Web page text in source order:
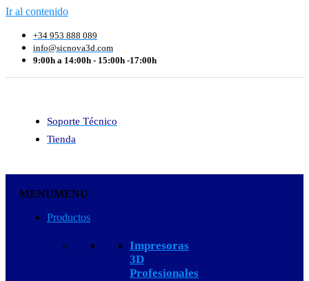
Ir al contenido
+34 953 888 089
info@sicnova3d.com
9:00h a 14:00h - 15:00h -17:00h
Soporte Técnico
Tienda
MENUMENU
Productos
Impresoras
3D
Profesionales